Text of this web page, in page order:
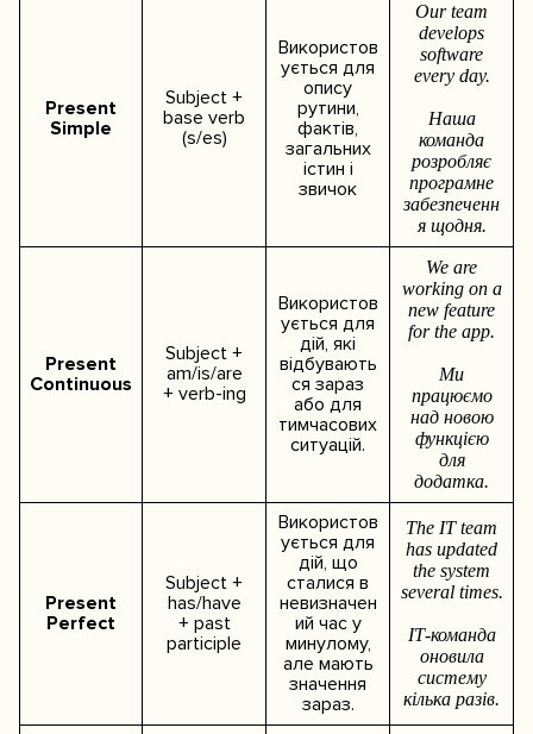
Present
Simple
Subject +
base verb
(s/es)
Використов
ується для
опису
рутини,
фактів,
загальних
істин і
звичок
Our team
develops
software
every day.
Наша
команда
розробляє
програмне
забезпеченн
я щодня.
Present
Continuous
Subject +
am/is/are
+ verb-ing
Використов
ується для
дій, які
відбувають
ся зараз
або для
тимчасових
ситуацій.
We are
working on a
new feature
for the app.
Ми
працюємо
над новою
функцією
для
додатка.
Present
Perfect
Subject +
has/have
+ past
participle
Використов
ується для
дій, що
сталися в
невизначен
ий час у
минулому,
але мають
значення
зараз.
The IT team
has updated
the system
several times.
ІТ-команда
оновила
систему
кілька разів.